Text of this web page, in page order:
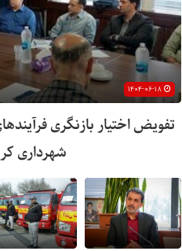
تفویض اختیار بازنگری
شهرداری